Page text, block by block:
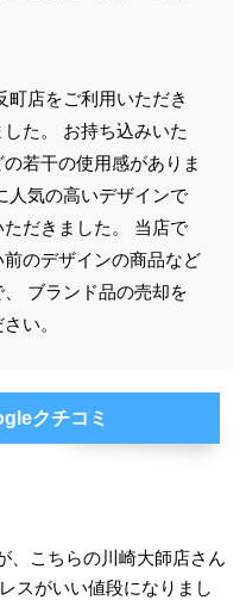
町店をご利用いただき
た。 お持ち込みいた
若干の使用感がありま
人気の高いデザインで
だきました。 当店で
のデザインの商品など
ブランド品の売却を
い。
クチコミ
、こちらの川崎大師店さん
スがいい値段になりまし